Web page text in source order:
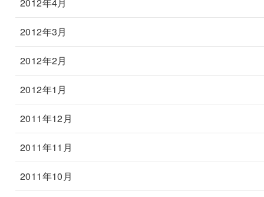
2012年3月
2012年2月
2012年1月
2011年12月
2011年11月
2011年10月